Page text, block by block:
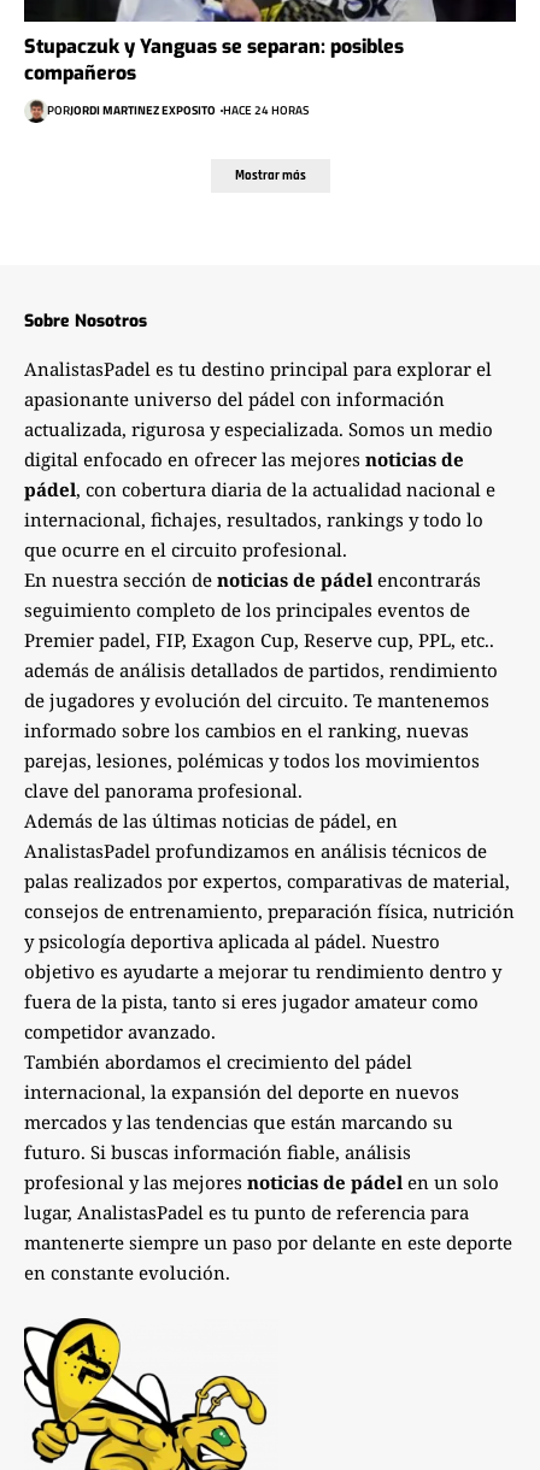
Stupaczuk y Yanguas se separan: posibles
compañeros
PORJORDI MARTINEZ EXPOSITO HACE 24 HORAS
Mostrar más
Sobre Nosotros
AnalistasPadel es tu destino principal para explorar el
apasionante universo del pádel con información
actualizada, rigurosa y especializada. Somos un medio
digital enfocado en ofrecer las mejores noticias de
pádel, con cobertura diaria de la actualidad nacional e
internacional, fichajes, resultados, rankings y todo lo
que ocurre en el circuito profesional.
En nuestra sección de noticias de pádel encontrarás
seguimiento completo de los principales eventos de
Premier padel, FIP, Exagon Cup, Reserve cup, PPL, etc..
además de análisis detallados de partidos, rendimiento
de jugadores y evolución del circuito. Te mantenemos
informado sobre los cambios en el ranking, nuevas
parejas, lesiones, polémicas y todos los movimientos
clave del panorama profesional.
Además de las últimas noticias de pádel, en
AnalistasPadel profundizamos en análisis técnicos de
palas realizados por expertos, comparativas de material,
consejos de entrenamiento, preparación física, nutrición
y psicología deportiva aplicada al pádel. Nuestro
objetivo es ayudarte a mejorar tu rendimiento dentro y
fuera de la pista, tanto si eres jugador amateur como
competidor avanzado.
También abordamos el crecimiento del pádel
internacional, la expansión del deporte en nuevos
mercados y las tendencias que están marcando su
futuro. Si buscas información fiable, análisis
profesional y las mejores noticias de pádel en un solo
lugar, AnalistasPadel es tu punto de referencia para
mantenerte siempre un paso por delante en este deporte
en constante evolución.